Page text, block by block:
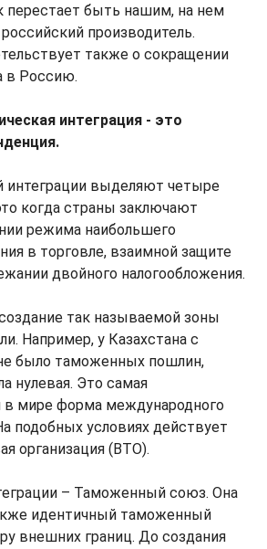
перестает быть нашим, на нем
производитель.
также о сокращении
в Россию.
интеграция - это
интеграции выделяют четыре
когда страны заключают
режима наибольшего
в торговле, взаимной защите
двойного налогообложения.
так называемой зоны
Например, у Казахстана с
было таможенных пошлин,
нулевая. Это самая
в мире форма международного
подобных условиях действует
организация (ВТО).
– Таможенный союз. Она
идентичный таможенный
внешних границ. До создания